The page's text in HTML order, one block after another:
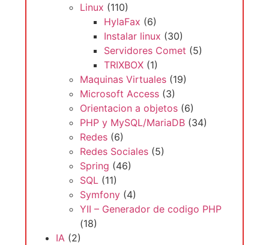
Linux (110)
HylaFax (6)
Instalar linux (30)
Servidores Comet (5)
TRIXBOX (1)
Maquinas Virtuales (19)
Microsoft Access (3)
Orientacion a objetos (6)
PHP y MySQL/MariaDB (34)
Redes (6)
Redes Sociales (5)
Spring (46)
SQL (11)
Symfony (4)
YII – Generador de codigo PHP
(18)
IA (2)